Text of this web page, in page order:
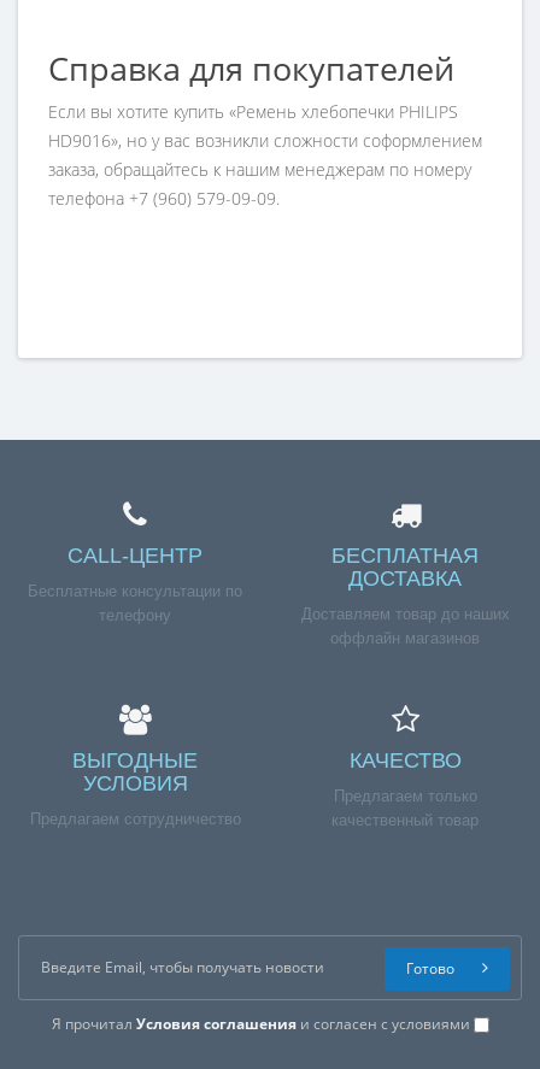
Справка для покупателей
Если вы хотите купить «Ремень хлебопечки PHILIPS
HD9016», но у вас возникли сложности соформлением
заказа, обращайтесь к нашим менеджерам по номеру
телефона +7 (960) 579-09-09.
CALL-ЦЕНТР
Бесплатные консультации по
телефону
БЕСПЛАТНАЯ
ДОСТАВКА
Доставляем товар до наших
оффлайн магазинов
ВЫГОДНЫЕ
УСЛОВИЯ
Предлагаем сотрудничество
КАЧЕСТВО
Предлагаем только
качественный товар
Я прочитал Условия соглашенияи согласен с условиями
Готово